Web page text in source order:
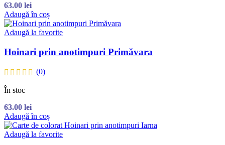
63.00 lei
Adaugă în coș
Adaugă la favorite
Hoinari prin anotimpuri Primăvara
(0)
În stoc
63.00 lei
Adaugă în coș
Adaugă la favorite